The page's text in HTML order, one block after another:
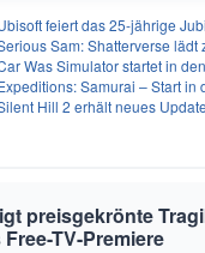
feiert das 25-jährige Jubiläum der Tom
Sam: Shatterverse lädt zum Playtest
Was Simulator startet in den Early
Samurai – Start in den Early Access
Hill 2 erhält neues Update – Bloober
preisgekrönte
TV-Premiere